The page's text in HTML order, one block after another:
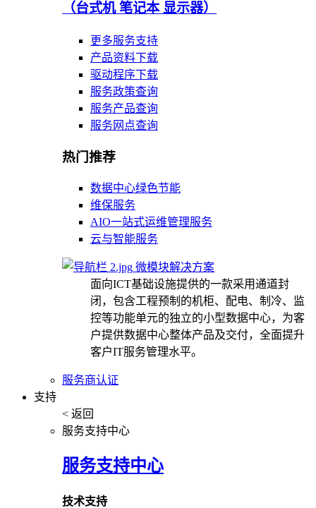
（台式机 笔记本 显示器）
更多服务支持
产品资料下载
驱动程序下载
服务政策查询
服务产品查询
服务网点查询
热门推荐
数据中心绿色节能
维保服务
AIO一站式运维管理服务
云与智能服务
微模块解决方案
面向ICT基础设施提供的一款采用通道封
闭，包含工程预制的机柜、配电、制冷、监
控等功能单元的独立的小型数据中心，为客
户提供数据中心整体产品及交付，全面提升
客户IT服务管理水平。
服务商认证
支持
< 返回
服务支持中心
服务支持中心
技术支持